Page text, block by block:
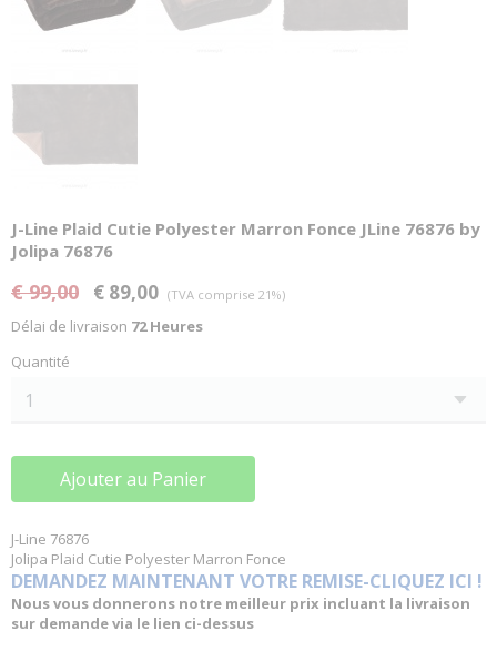
J-Line Plaid Cutie Polyester Marron Fonce JLine 76876 by
Jolipa 76876
€ 99,00 € 89,00 (TVA comprise 21%)
Délai de livraison 72 Heures
Quantité
Ajouter au Panier
J-Line 76876
Jolipa Plaid Cutie Polyester Marron Fonce
DEMANDEZ MAINTENANT VOTRE REMISE-CLIQUEZ ICI !
Nous vous donnerons notre meilleur prix incluant la livraison
sur demande via le lien ci-dessus